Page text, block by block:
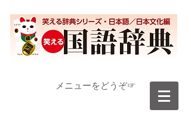
​メニューをどうぞ☞